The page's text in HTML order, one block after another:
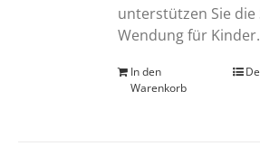
unterstützen Sie die
Wendung für Kinder.
In den
Warenkorb